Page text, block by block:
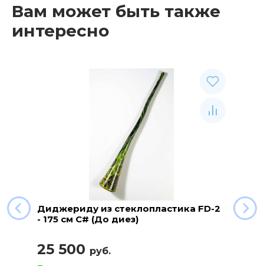
Вам может быть также
интересно
Диджериду из стеклопластика FD-2
- 175 см C# (До диез)
25 500 руб.